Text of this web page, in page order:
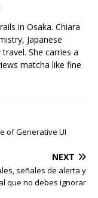
in Osaka. Chiara
Japanese
She carries a
matcha like fine
of Generative UI
NEXT
señales de alerta y
que no debes ignorar